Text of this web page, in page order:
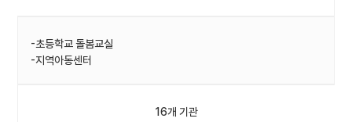
-초등학교 돌봄교실
-지역아동센터
16개 기관